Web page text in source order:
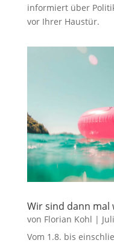
informiert über
vor Ihrer Haustür.
Wir sind dann mal
von Florian Kohl |
Vom 1.8. bis